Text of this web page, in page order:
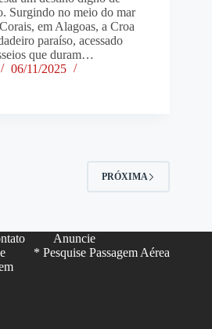
Surgindo no meio do mar
em Alagoas, a Croa
paraíso, acessado
que duram…
06/11/2025
PRÓXIMA
Anuncie
* Pesquise Passagem Aérea